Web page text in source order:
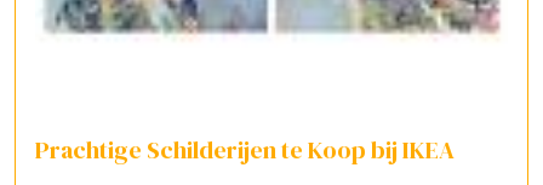
Prachtige Schilderijen te Koop bij IKEA